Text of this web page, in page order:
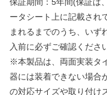
保証期間：5年間(保証は
ータシート上に記載され
まれるまでのうち、いず
入前に必ずご確認くださ
※本製品は、両面実装タ
器には装着できない場合
の対応サイズや取り付け